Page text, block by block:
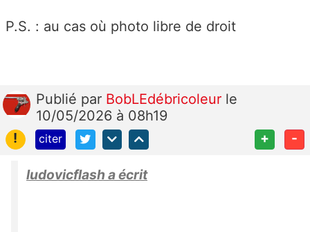
P.S. : au cas où photo libre de droit
Publié par BobLEdébricoleur le
10/05/2026 à 08h19
!
citer + -
ludovicflash a écrit